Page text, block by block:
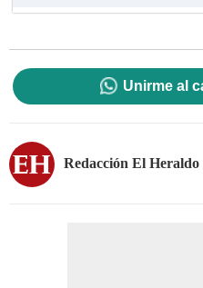
Unirme al
Redacción El Heraldo